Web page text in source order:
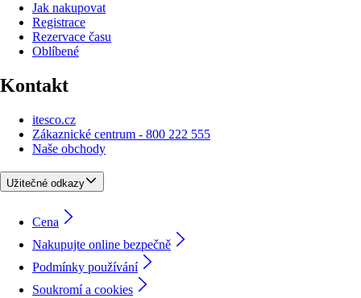
Jak nakupovat
Registrace
Rezervace času
Oblíbené
Kontakt
itesco.cz
Zákaznické centrum - 800 222 555
Naše obchody
Užitečné odkazy
Cena
Nakupujte online bezpečně
Podmínky používání
Soukromí a cookies